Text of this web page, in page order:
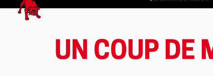
UN COUP DE